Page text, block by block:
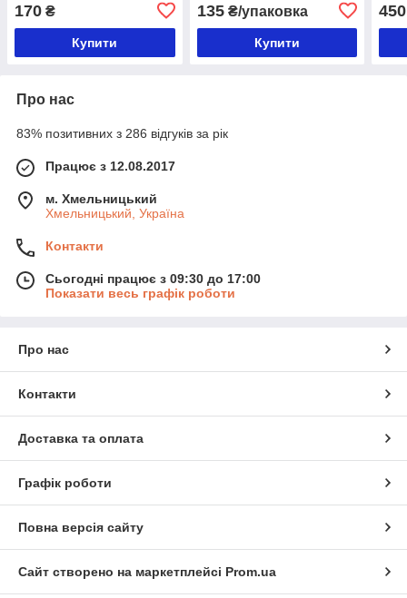
170 ₴
Купити
135₴/упаковка
Купити
450
Про нас
83% позитивних з 286 відгуків за рік
Працює з 12.08.2017
м. Хмельницький
Хмельницький, Україна
Контакти
Сьогодні працює з 09:30 до 17:00
Показати весь графік роботи
Про нас
Контакти
Доставка та оплата
Графік роботи
Повна версія сайту
Сайт створено на маркетплейсі Prom.ua